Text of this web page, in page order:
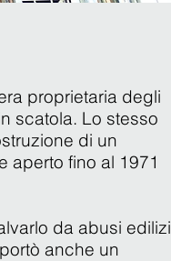
proprietaria degli
scatola. Lo stesso
di un
aperto fino al 1971
da abusi edilizi
anche un